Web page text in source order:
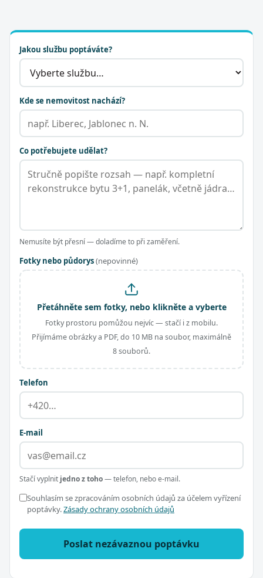
Jakou službu poptáváte?
Kde se nemovitost nachází?
Co potřebujete udělat?
Nemusíte být přesní — doladíme to při zaměření.
Fotky nebo půdorys(nepovinné)
Přetáhněte sem fotky, nebo klikněte a vyberte
Fotky prostoru pomůžou nejvíc — stačí i z mobilu.
Přijímáme obrázky a PDF, do 10 MB na soubor, maximálně
8 souborů.
Telefon
E-mail
Stačí vyplnit jedno z toho— telefon, nebo e-mail.
Souhlasím se zpracováním osobních údajů za účelem vyřízení
poptávky.Zásady ochrany osobních údajů
Poslat nezávaznou poptávku